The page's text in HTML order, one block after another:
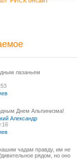
лазаньем
Днем Альпинизма!⁠
Александр
чадам правду, им не
рядом, но оно